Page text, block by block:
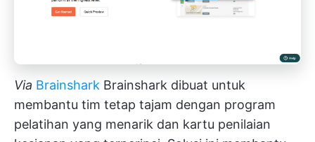
Via Brainshark Brainshark dibuat untuk
membantu tim tetap tajam dengan program
pelatihan yang menarik dan kartu penilaian